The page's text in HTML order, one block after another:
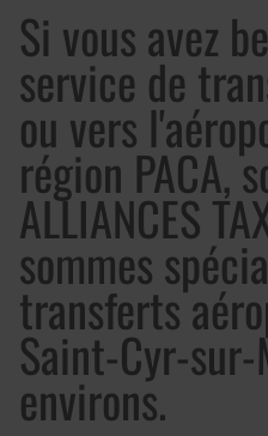
Si vous avez
service de
ou vers
région PACA,
ALLIANCES
sommes
transferts
Saint-Cyr-
environs.